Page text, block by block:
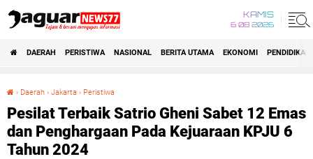
KAMIS
6 08 2026
DAERAH PERISTIWA NASIONAL BERITA UTAMA EKONOMI PENDIDIKAN
› Daerah › Jakarta › Peristiwa
Pesilat Terbaik Satrio Gheni Sabet 12 Emas
dan Penghargaan Pada Kejuaraan KPJU 6
Tahun 2024